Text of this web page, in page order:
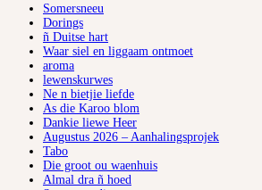
Somersneeu
Dorings
ñ Duitse hart
Waar siel en liggaam ontmoet
aroma
lewenskurwes
Ne n bietjie liefde
As die Karoo blom
Dankie liewe Heer
Augustus 2026 – Aanhalingsprojek
Tabo
Die groot ou waenhuis
Almal dra ñ hoed